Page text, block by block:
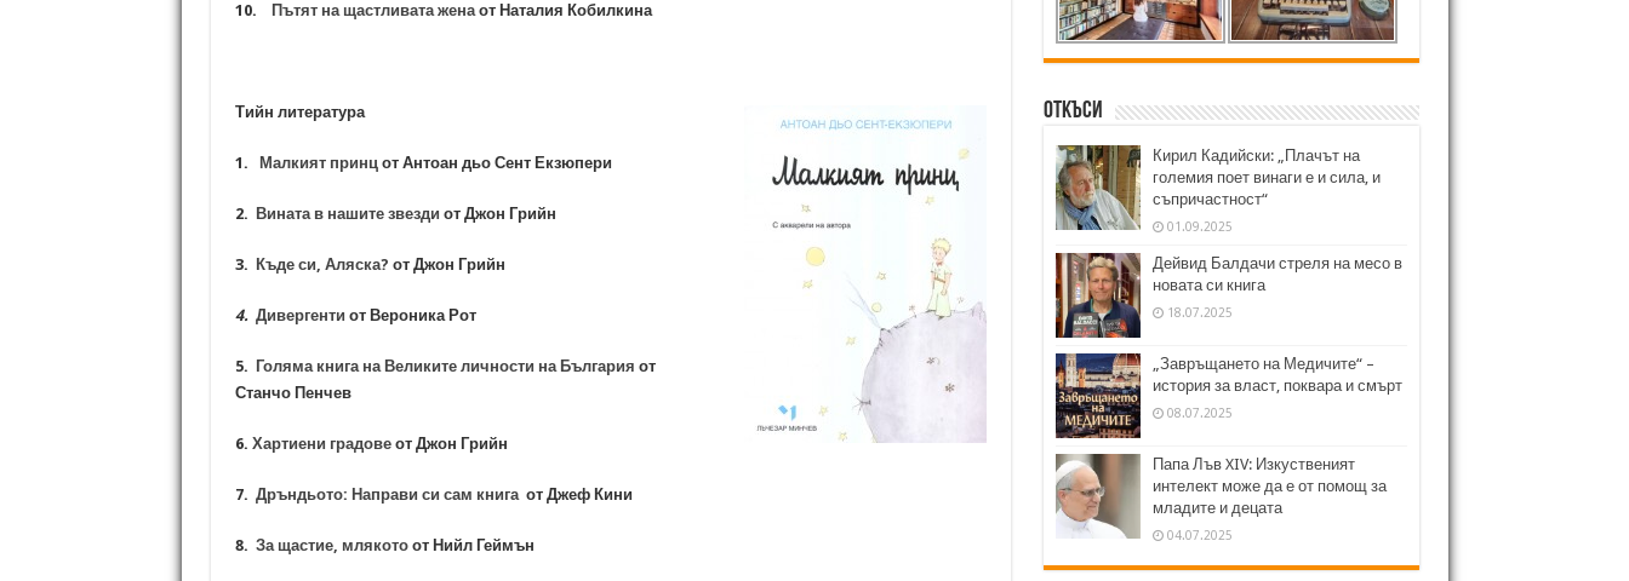
1 0. Пътят на щастливата женаот Наталия Кобилкина
Тийн литература
1. Малкият принц от Антоан дьо Сент Екзюпери
2. Вината в нашите звезди от Джон Грийн
3. Къде си, Аляска? от Джон Грийн
4. Дивергенти от Вероника Рот
5. Голяма книга на Великите личности на България от
Станчо Пенчев
6. Хартиени градовеот Джон Грийн
7. Дръндьото: Направи си сам книгаот Джеф Кини
8. За щастие, млякотоот Нийл Геймън
Откъси
Кирил Кадийски: „Плачът на
големия поет винаги е и сила, и
съпричастност“
01.09.2025
Дейвид Балдачи стреля на месо в
новата си книга
18.07.2025
„Завръщането на Медичите“ –
история за власт, поквара и смърт
08.07.2025
Папа Лъв XIV: Изкуственият
интелект може да е от помощ за
младите и децата
04.07.2025